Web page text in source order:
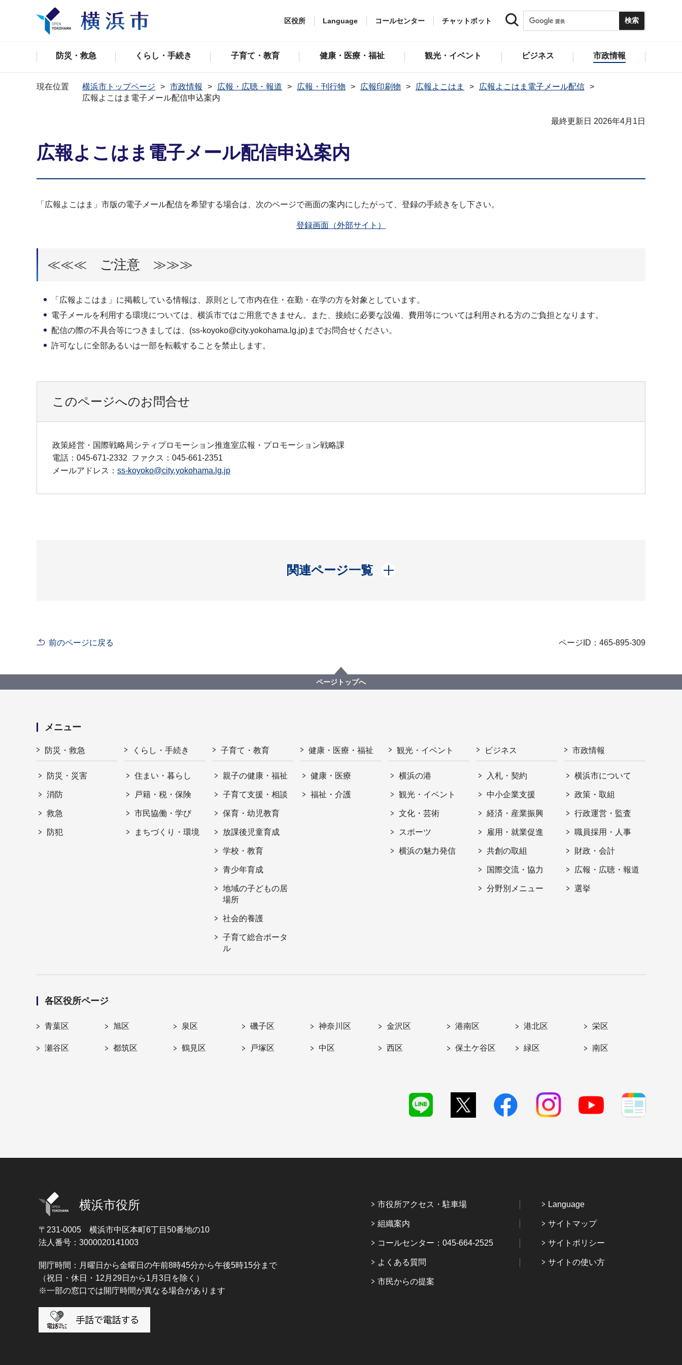
区役所 Language コールセンター チャットボット
防災・救急 くらし・手続き 子育て・教育 健康・医療・福祉 観光・イベント ビジネス 市政情報
現在位置 横浜市トップページ 市政情報 広報・広聴・報道 広報・刊行物 広報印刷物 広報よこはま
広報よこはま電子メール配信
広報よこはま電子メール配信申込案内
最終更新日 2026年4月1日
広報よこはま電子メール配信申込案内
「広報よこはま」市版の電子メール配信を希望する場合は、次のページで画面の案内にしたがって、登録の手続きをし下さい。
登録画面（外部サイト）
≪≪≪ ご注意 ≫≫≫
「広報よこはま」に掲載している情報は、原則として市内在住・在勤・在学の方を対象としています。
電子メールを利用する環境については、横浜市ではご用意できません。また、接続に必要な設備、費用等については利用される方のご負担となります。
配信の際の不具合等につきましては、(ss-koyoko@city.yokohama.lg.jp)までお問合せください。
許可なしに全部あるいは一部を転載することを禁止します。
このページへのお問合せ
政策経営・国際戦略局シティプロモーション推進室広報・プロモーション戦略課
電話：045-671-2332 ファクス：045-661-2351
メールアドレス： ss-koyoko@city.yokohama.lg.jp
関連ページ一覧
開く
前のページに戻る ページID：465-895-309
ページトップへ
メニュー
防災・救急
防災・災害
消防
救急
防犯
くらし・手続き
住まい・暮らし
戸籍・税・保険
市民協働・学び
まちづくり・環境
子育て・教育
親子の健康・福祉
子育て支援・相談
保育・幼児教育
放課後児童育成
学校・教育
青少年育成
地域の子どもの居
場所
社会的養護
子育て総合ポータ
ル
健康・医療・福祉
健康・医療
福祉・介護
観光・イベント
横浜の港
観光・イベント
文化・芸術
スポーツ
横浜の魅力発信
ビジネス
入札・契約
中小企業支援
経済・産業振興
雇用・就業促進
共創の取組
国際交流・協力
分野別メニュー
市政情報
横浜市について
政策・取組
行政運営・監査
職員採用・人事
財政・会計
広報・広聴・報道
選挙
各区役所ページ
青葉区 旭区 泉区 磯子区 神奈川区 金沢区 港南区 港北区 栄区
瀬谷区 都筑区 鶴見区 戸塚区 中区 西区 保土ケ谷区 緑区 南区
横浜市役所
〒231-0005 横浜市中区本町6丁目50番地の10
法人番号：3000020141003
開庁時間：月曜日から金曜日の午前8時45分から午後5時15分まで
（祝日・休日・12月29日から1月3日を除く）
※一部の窓口では開庁時間が異なる場合があります
市役所アクセス・駐車場
組織案内
コールセンター：045-664-2525
よくある質問
市民からの提案
Language
サイトマップ
サイトポリシー
サイトの使い方